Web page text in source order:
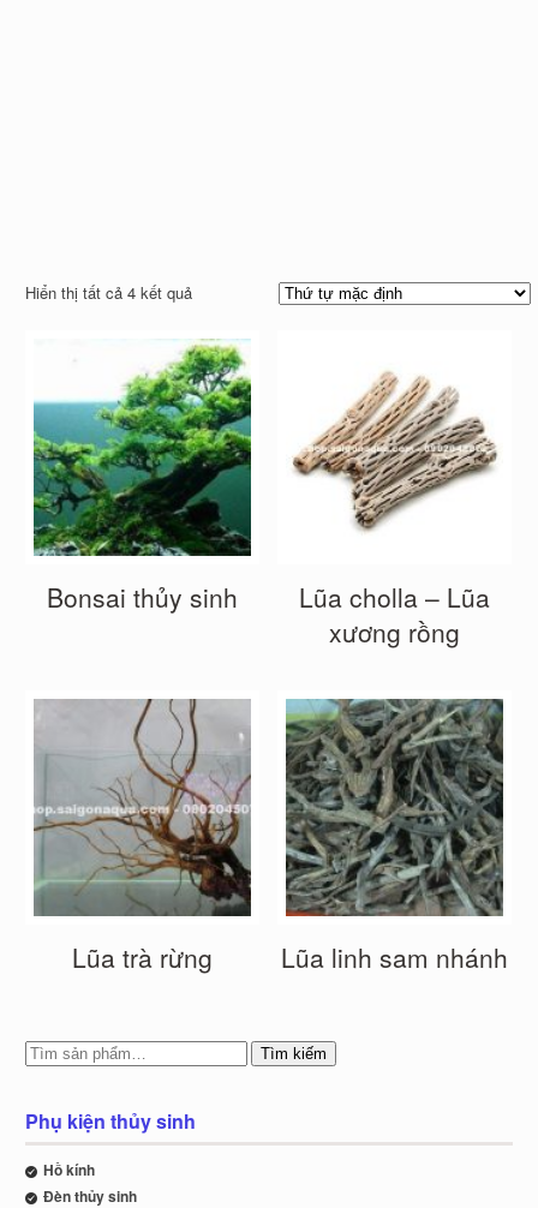
Hiển thị tất cả 4 kết quả
Bonsai thủy sinh
Lũa cholla – Lũa
xương rồng
Lũa trà rừng Lũa linh sam nhánh
Tìm kiếm
Phụ kiện thủy sinh
Hồ kính
Đèn thủy sinh